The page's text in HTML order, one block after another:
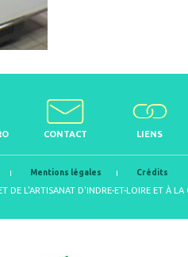
CONTACT LIENS
Mentions légales Crédits
DE L'ARTISANAT D'INDRE-ET-LOIRE ET À